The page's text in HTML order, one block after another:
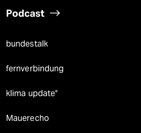
Podcast
bundestalk
fernverbindung
klima update°
Mauerecho